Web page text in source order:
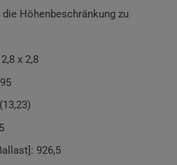
Höhenbeschränkung zu
x 2,8
926,5